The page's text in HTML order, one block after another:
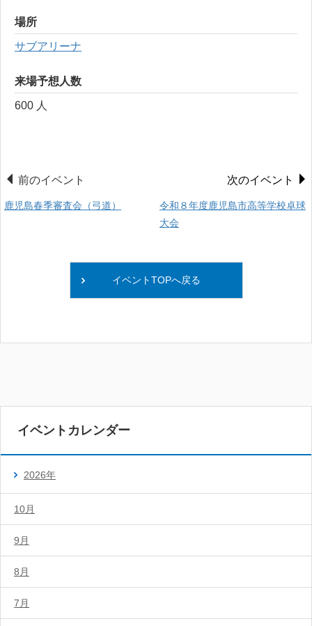
場所
サブアリーナ
来場予想人数
600 人
前のイベント
鹿児島春季審査会（弓道）
次のイベント
令和８年度鹿児島市高等学校卓球
大会
イベントTOPへ戻る
イベントカレンダー
2026年
10月
9月
8月
7月